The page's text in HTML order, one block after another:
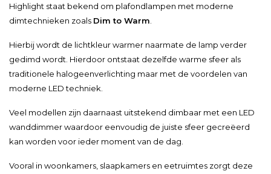
Highlight staat bekend om plafondlampen met moderne
dimtechnieken zoals Dim to Warm
Hierbij wordt de lichtkleur warmer naarmate de lamp verder
gedimd wordt. Hierdoor ontstaat dezelfde warme sfeer als
traditionele halogeenverlichting maar met de voordelen van
moderne LED techniek.
Veel modellen zijn daarnaast uitstekend dimbaar met een LED
wanddimmer waardoor eenvoudig de juiste sfeer gecreëerd
kan worden voor ieder moment van de dag.
Vooral in woonkamers, slaapkamers en eetruimtes zorgt deze